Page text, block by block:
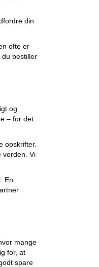
din
ofte er
du bestiller
og
– for det
opskrifter.
verden. Vi
En
mange
for, at
spare